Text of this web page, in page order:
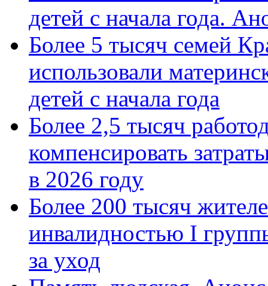
детей с начала года.
Более 5 тысяч семей
использовали
детей с начала года
Более 2,5 тысяч
компенсировать
в 2026 году
Более 200 тысяч
инвалидностью I
за уход